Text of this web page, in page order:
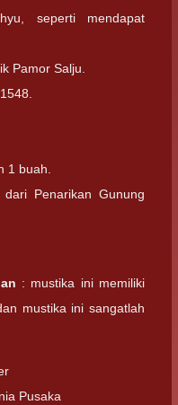
seperti mendapat
Pamor Salju.
1 buah.
Penarikan Gunung
: mustika ini memiliki
mustika ini sangatlah
Pusaka